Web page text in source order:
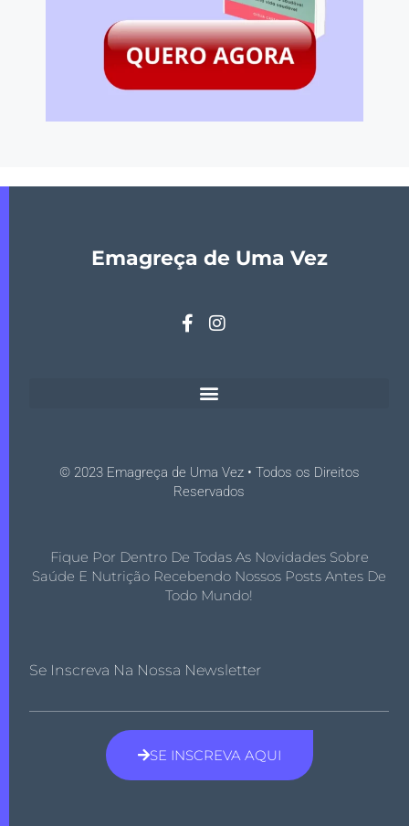
Emagreça de Uma Vez
© 2023 Emagreça de Uma Vez • Todos os Direitos
Reservados
Fique Por Dentro De Todas As Novidades Sobre
Saúde E Nutrição Recebendo Nossos Posts Antes De
Todo Mundo!
Se Inscreva Na Nossa Newsletter
SE INSCREVA AQUI